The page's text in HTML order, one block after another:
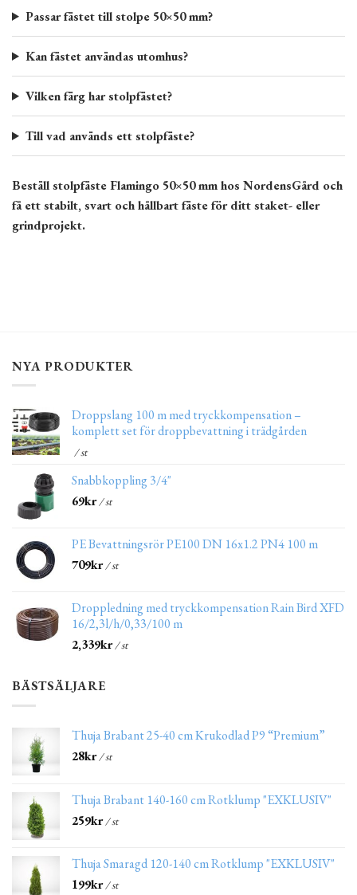
Passar fästet till stolpe 50×50 mm?
Kan fästet användas utomhus?
Vilken färg har stolpfästet?
Till vad används ett stolpfäste?
Beställ stolpfäste Flamingo 50×50 mm hos NordensGård och
få ett stabilt, svart och hållbart fäste för ditt staket- eller
grindprojekt.
NYA PRODUKTER
Droppslang 100 m med tryckkompensation –
komplett set för droppbevattning i trädgården
/ st
Snabbkoppling 3/4"
69kr/ st
PE Bevattningsrör PE100 DN 16x1.2 PN4 100 m
709kr/ st
Droppledning med tryckkompensation Rain Bird XFD
16/2,3l/h/0,33/100 m
2,339kr/ st
BÄSTSÄLJARE
Thuja Brabant 25-40 cm Krukodlad P9 “Premium”
28kr/ st
Thuja Brabant 140-160 cm Rotklump "EXKLUSIV"
259kr/ st
Thuja Smaragd 120-140 cm Rotklump "EXKLUSIV"
199kr/ st